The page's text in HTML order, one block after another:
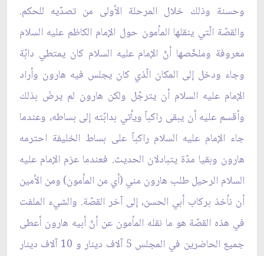
وحسنة وذلك خلال المرحلة الأولى من تصدّيه للحكم.
والقصّة الّتي ينقلها المأمون حول الإمام الكاظم عليه السلام
معروفة وملخّصها أنّ الإمام عليه السلام كان يمتطي دابّة
وجاء ودخل إلى المكان الّذي كان يجلس فيه هارون وأراد
الإمام عليه السلام أن يترجّل ولكن هارون لم يرضَ بذلك
وأقسم عليه أن يبقى راكباً ويأتي بدابّته إلى بساطه، وعندما
جاء الإمام عليه السلام راكباً على بساط الخليفة احترمه
هارون وبقيا مدّة يتبادلان الحديث. فعندما عزم الإمام عليه
السلام الرحيل طلب هارون مني (أي من المأمون) ومن الأمين
أن نأخذ بركاب أبي الحسن، إلى آخر القصّة. والشيء الملفت
في هذه القصّة هو ما نقله المأمون عن أنّ أبيه هارون أعطى
جميع الحاضرين في المجلس 5 آلاف دينار و 10 آلاف دينار